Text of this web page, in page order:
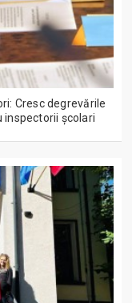
Cresc degrevările
școlari